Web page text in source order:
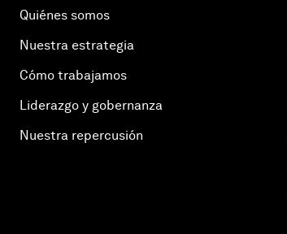
Quiénes somos
Nuestra estrategia
Cómo trabajamos
Liderazgo y gobernanza
Nuestra repercusión